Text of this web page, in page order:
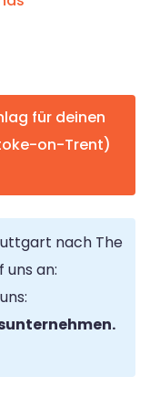
für deinen
on-Trent)
nach The
an: